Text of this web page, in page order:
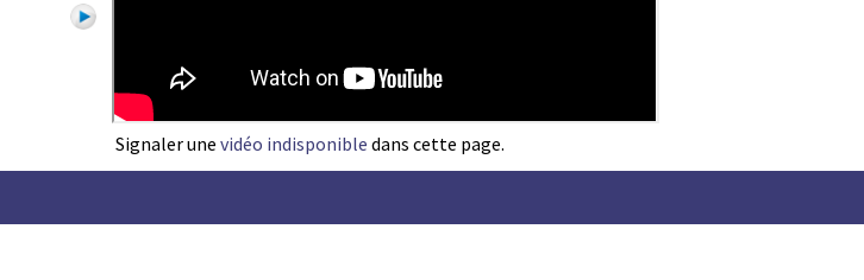
Signaler une vidéo indisponible dans cette page.